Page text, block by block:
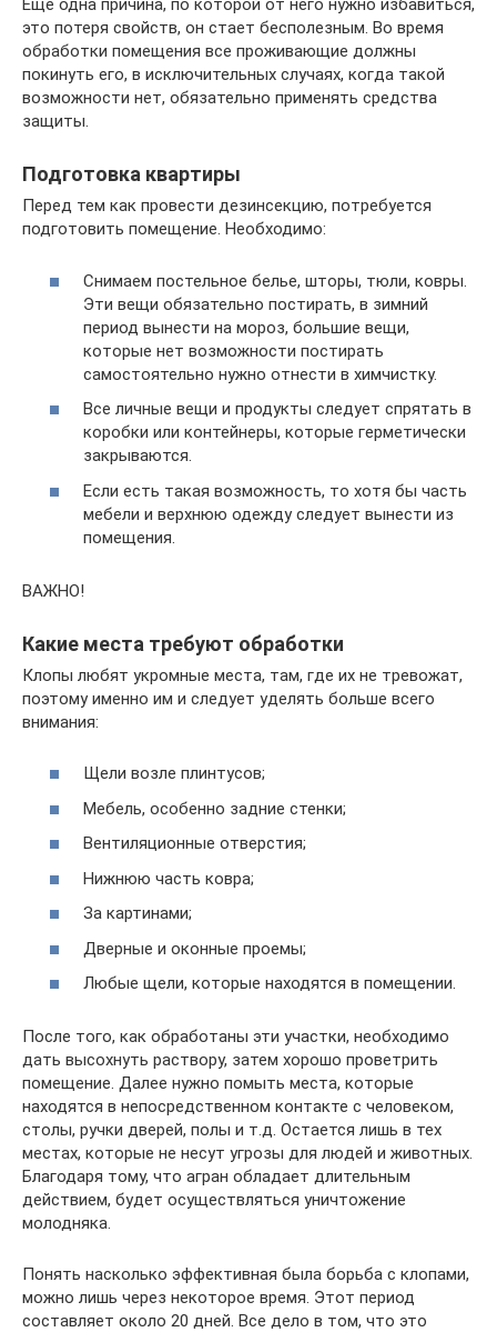
Еще одна причина, по которой от него нужно избавиться,
это потеря свойств, он стает бесполезным. Во время
обработки помещения все проживающие должны
покинуть его, в исключительных случаях, когда такой
возможности нет, обязательно применять средства
защиты.
Подготовка квартиры
Перед тем как провести дезинсекцию, потребуется
подготовить помещение. Необходимо:
Снимаем постельное белье, шторы, тюли, ковры.
Эти вещи обязательно постирать, в зимний
период вынести на мороз, большие вещи,
которые нет возможности постирать
самостоятельно нужно отнести в химчистку.
Все личные вещи и продукты следует спрятать в
коробки или контейнеры, которые герметически
закрываются.
Если есть такая возможность, то хотя бы часть
мебели и верхнюю одежду следует вынести из
помещения.
ВАЖНО!
Какие места требуют обработки
Клопы любят укромные места, там, где их не тревожат,
поэтому именно им и следует уделять больше всего
внимания:
Щели возле плинтусов;
Мебель, особенно задние стенки;
Вентиляционные отверстия;
Нижнюю часть ковра;
За картинами;
Дверные и оконные проемы;
Любые щели, которые находятся в помещении.
После того, как обработаны эти участки, необходимо
дать высохнуть раствору, затем хорошо проветрить
помещение. Далее нужно помыть места, которые
находятся в непосредственном контакте с человеком,
столы, ручки дверей, полы и т.д. Остается лишь в тех
местах, которые не несут угрозы для людей и животных.
Благодаря тому, что агран обладает длительным
действием, будет осуществляться уничтожение
молодняка.
Понять насколько эффективная была борьба с клопами,
можно лишь через некоторое время. Этот период
составляет около 20 дней. Все дело в том, что это